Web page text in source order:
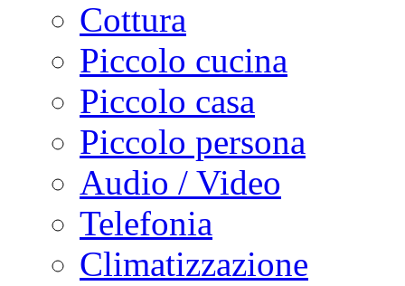
Cottura
Piccolo cucina
Piccolo casa
Piccolo persona
Audio / Video
Telefonia
Climatizzazione